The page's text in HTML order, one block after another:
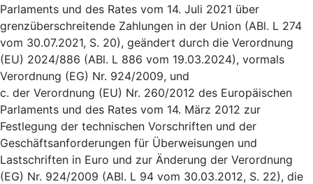
Parlaments und des Rates vom 14. Juli 2021 über
grenzüberschreitende Zahlungen in der Union (ABl. L 274
vom 30.07.2021, S. 20), geändert durch die Verordnung
(EU) 2024/886 (ABl. L 886 vom 19.03.2024), vormals
Verordnung (EG) Nr. 924/2009, und
c. der Verordnung (EU) Nr. 260/2012 des Europäischen
Parlaments und des Rates vom 14. März 2012 zur
Festlegung der technischen Vorschriften und der
Geschäftsanforderungen für Überweisungen und
Lastschriften in Euro und zur Änderung der Verordnung
(EG) Nr. 924/2009 (ABl. L 94 vom 30.03.2012, S. 22), die